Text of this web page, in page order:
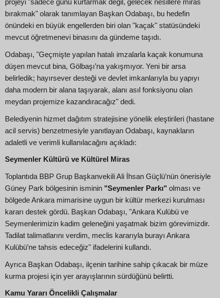
projeyi "sadece günü kurtarmak değil, gelecek nesillere miras
bırakmak" olarak tanımlayan Başkan Odabaşı, bu hedefin
önündeki en büyük engellerden biri olan "kaçak" statüsündeki
mevcut öğretmenevi binasını da gündeme taşıdı.
Odabaşı, "Geçmişte yapılan hatalı imzalarla kaçak konumuna
düşen mevcut bina, Gölbaşı’na yakışmıyor. Yeni bir arsa
belirledik; hayırsever desteği ve devlet imkanlarıyla bu yapıyı
daha modern bir alana taşıyarak, alanı asıl fonksiyonu olan
meydan projemize kazandıracağız" dedi.
Belediyenin hizmet dağıtım stratejisine yönelik eleştirileri (hastane
acil servis) benzetmesiyle yanıtlayan Odabaşı, kaynakların
adaletli ve verimli kullanılacağını açıkladı:
Seymenler Kültürü ve Kültürel Miras
Toplantıda BBP Grup Başkanvekili Ali İhsan Güçlü’nün önerisiyle
Güney Park bölgesinin isminin "Seymenler Parkı" olması ve
bölgede Ankara mimarisine uygun bir kültür merkezi kurulması
kararı destek gördü. Başkan Odabaşı, "Ankara Kulübü ve
Seymenlerimizin kadim geleneğini yaşatmak bizim görevimizdir.
Tadilat talimatlarını verdim, meclis kararıyla burayı Ankara
Kulübü’ne tahsis edeceğiz" ifadelerini kullandı.
Ayrıca Başkan Odabaşı, ilçenin tarihine sahip çıkacak bir müze
kurma projesi için yer arayışlarının sürdüğünü belirtti.
Kamu Yararı Öncelikli Çalışmalar